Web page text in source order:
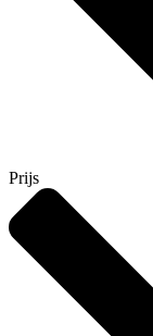
Prijs